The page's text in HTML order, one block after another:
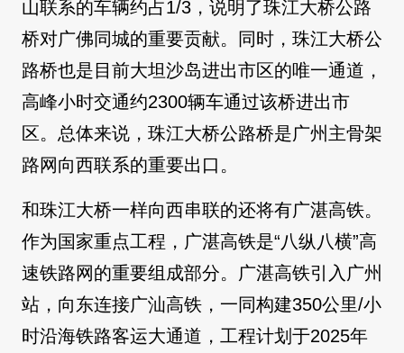
山联系的车辆约占1/3，说明了珠江大桥公路
桥对广佛同城的重要贡献。同时，珠江大桥公
路桥也是目前大坦沙岛进出市区的唯一通道，
高峰小时交通约2300辆车通过该桥进出市
区。总体来说，珠江大桥公路桥是广州主骨架
路网向西联系的重要出口。
和珠江大桥一样向西串联的还将有广湛高铁。
作为国家重点工程，广湛高铁是“八纵八横”高
速铁路网的重要组成部分。广湛高铁引入广州
站，向东连接广汕高铁，一同构建350公里/小
时沿海铁路客运大通道，工程计划于2025年